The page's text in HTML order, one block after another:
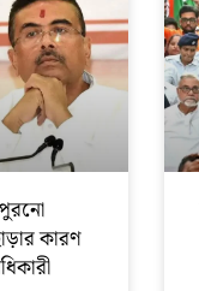
কারণ